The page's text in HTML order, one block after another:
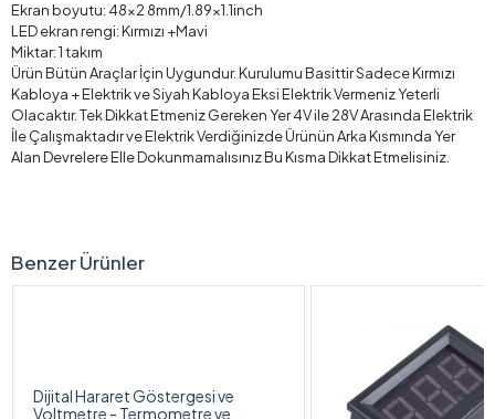
Ekran boyutu: 48x2 8mm/1.89x1.1inch
LED ekran rengi: Kırmızı +Mavi
Miktar: 1 takım
Ürün Bütün Araçlar İçin Uygundur. Kurulumu Basittir Sadece Kırmızı
Kabloya + Elektrik ve Siyah Kabloya Eksi Elektrik Vermeniz Yeterli
Olacaktır. Tek Dikkat Etmeniz Gereken Yer 4V ile 28V Arasında Elektrik
İle Çalışmaktadır ve Elektrik Verdiğinizde Ürünün Arka Kısmında Yer
Alan Devrelere Elle Dokunmamalısınız Bu Kısma Dikkat Etmelisiniz.
Benzer Ürünler
Dijital Hararet Göstergesi ve
Voltmetre - Termometre ve